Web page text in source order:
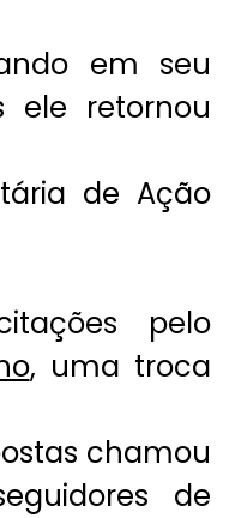
em seu
ele retornou
de Ação
pelo
, uma troca
chamou
de